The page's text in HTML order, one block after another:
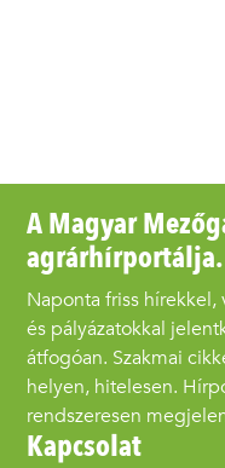
A Magyar
agrárhírportálja.
Naponta friss
és pályázatokkal
átfogóan. Szakmai
helyen, hitelesen.
rendszeresen
Kapcsolat